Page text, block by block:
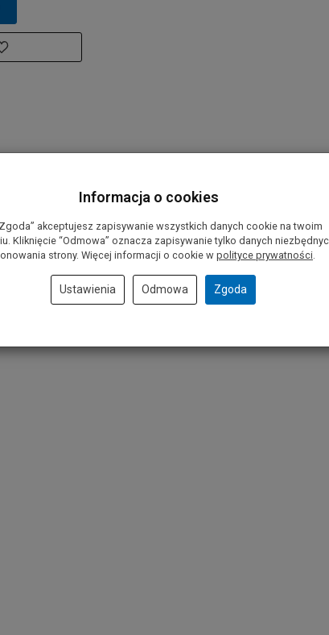
Informacja o cookies
akceptujesz zapisywanie wszystkich danych cookie na twoim
Kliknięcie “Odmowa” oznacza zapisywanie tylko danych
strony. Więcej informacji o cookie w polityce prywatności.
Ustawienia Odmowa Zgoda